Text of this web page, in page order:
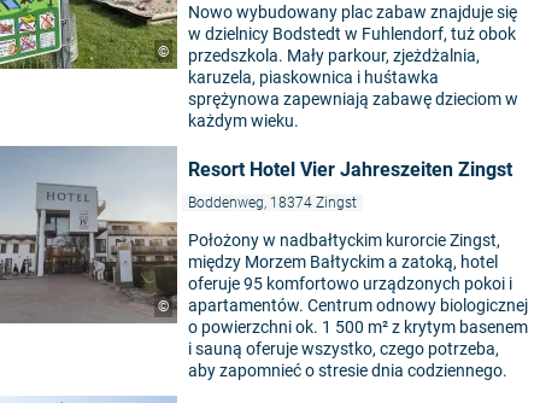
©
Nowo wybudowany plac zabaw znajduje się
w dzielnicy Bodstedt w Fuhlendorf, tuż obok
przedszkola. Mały parkour, zjeżdżalnia,
karuzela, piaskownica i huśtawka
sprężynowa zapewniają zabawę dzieciom w
każdym wieku.
©
Resort Hotel Vier Jahreszeiten Zingst
Boddenweg, 18374 Zingst
Położony w nadbałtyckim kurorcie Zingst,
między Morzem Bałtyckim a zatoką, hotel
oferuje 95 komfortowo urządzonych pokoi i
apartamentów. Centrum odnowy biologicznej
o powierzchni ok. 1 500 m² z krytym basenem
i sauną oferuje wszystko, czego potrzeba,
aby zapomnieć o stresie dnia codziennego.